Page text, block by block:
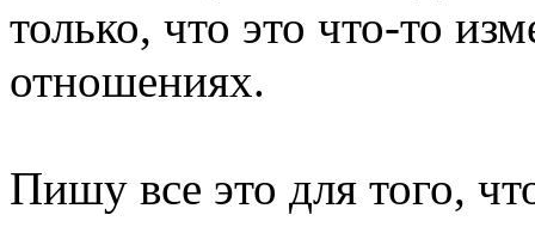
только, что это что-то
отношениях.
Пишу все это для того,